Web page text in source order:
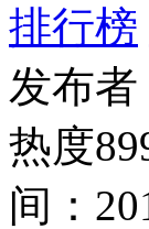
排行榜
发布者
热度
间：